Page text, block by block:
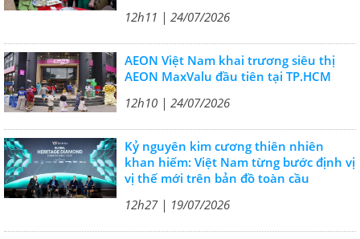
12h11 | 24/07/2026
AEON Việt Nam khai trương siêu thị
AEON MaxValu đầu tiên tại TP.HCM
12h10 | 24/07/2026
Kỷ nguyên kim cương thiên nhiên
khan hiếm: Việt Nam từng bước định vị
vị thế mới trên bản đồ toàn cầu
12h27 | 19/07/2026